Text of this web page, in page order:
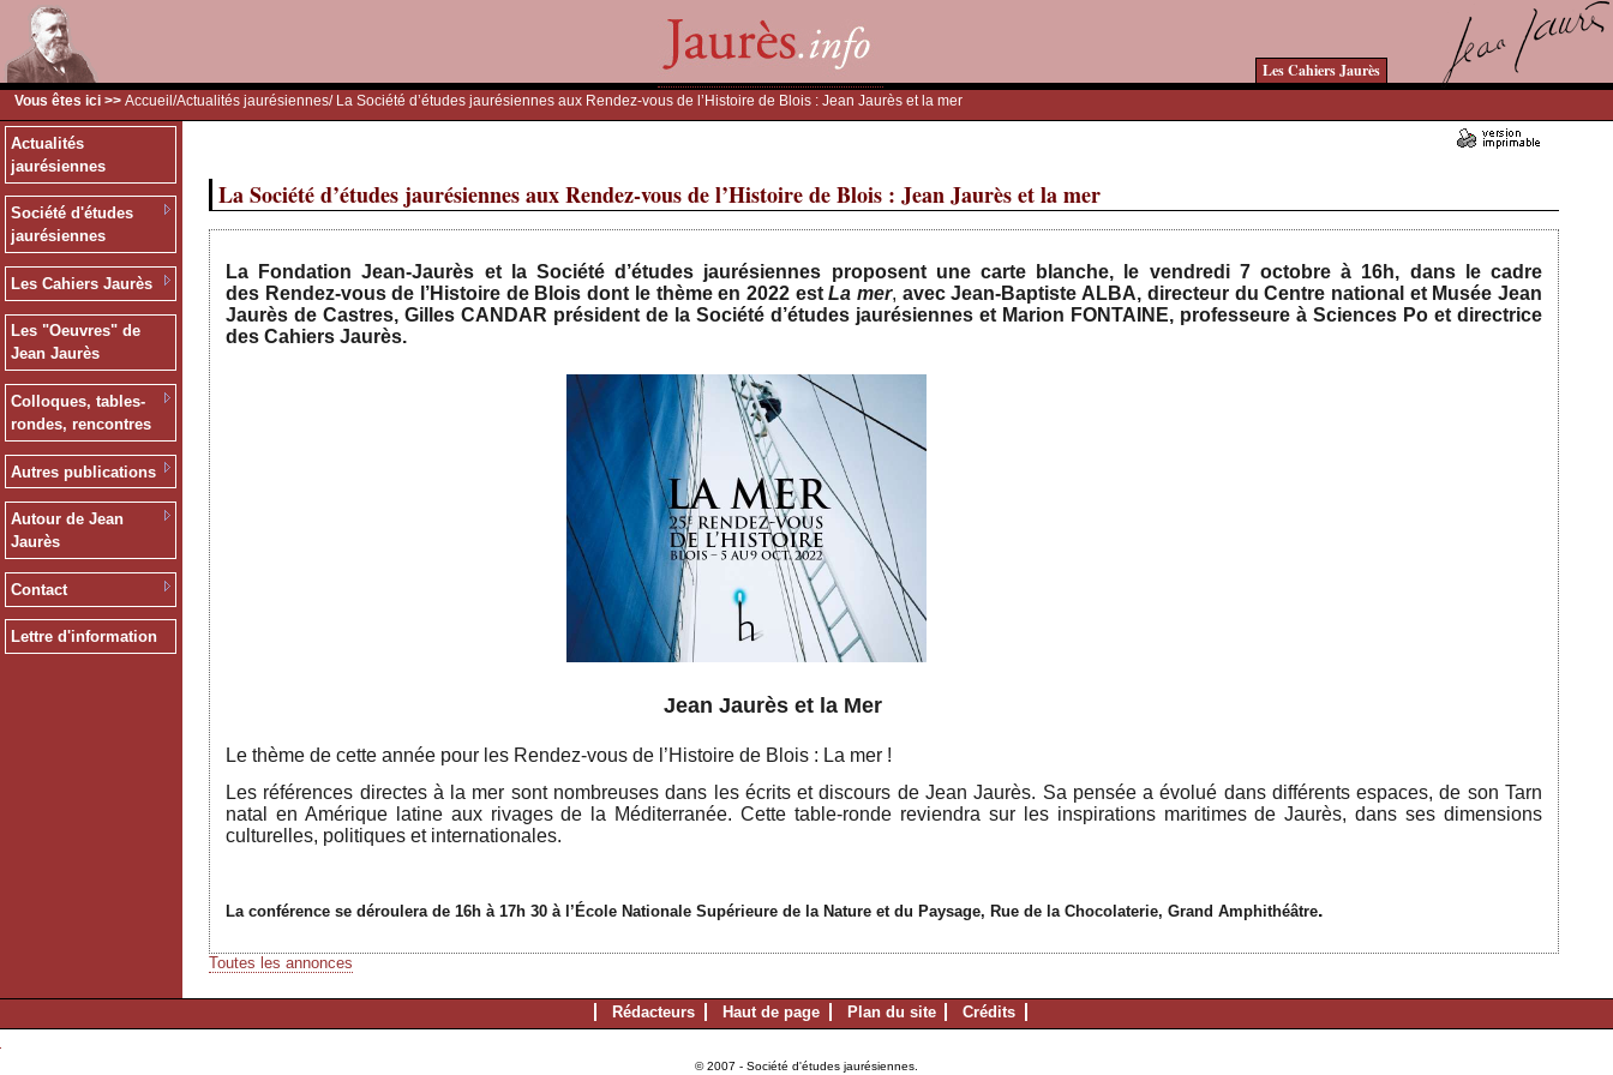
Les Cahiers Jaurès
Vous êtes ici >> Accueil /Actualités jaurésiennes/ La Société d’études jaurésiennes aux Rendez-vous de l’Histoire de Blois : Jean Jaurès et la mer
Actualités
jaurésiennes
Société d'études
jaurésiennes
Les Cahiers Jaurès
Les "Oeuvres" de
Jean Jaurès
Colloques, tables-
rondes, rencontres
Autres publications
Autour de Jean
Jaurès
Contact
Lettre d'information
La Société d’études jaurésiennes aux Rendez-vous de l’Histoire de Blois : Jean Jaurès et la mer
La Fondation Jean-Jaurès et la Société d’études jaurésiennes proposent une carte blanche, le vendredi 7 octobre à 16h, dans le cadre
des Rendez-vous de l’Histoire de Blois dont le thème en 2022 estLa mer, avec Jean-Baptiste ALBA, directeur du Centre national et Musée Jean
Jaurès de Castres, Gilles CANDAR président de la Société d’études jaurésiennes et Marion FONTAINE, professeure à Sciences Po et directrice
des Cahiers Jaurès.
Jean Jaurès et la Mer
Le thème de cette année pour les Rendez-vous de l’Histoire de Blois : La mer !
Les références directes à la mer sont nombreuses dans les écrits et discours de Jean Jaurès. Sa pensée a évolué dans différents espaces, de son Tarn
natal en Amérique latine aux rivages de la Méditerranée. Cette table-ronde reviendra sur les inspirations maritimes de Jaurès, dans ses dimensions
culturelles, politiques et internationales.
La conférence se déroulera de 16h à 17h 30 à l’École Nationale Supérieure de la Nature et du Paysage, Rue de la Chocolaterie, Grand Amphithéâtre.
Toutes les annonces
Rédacteurs Haut de page Plan du site Crédits
© 2007 - Société d'études jaurésiennes.